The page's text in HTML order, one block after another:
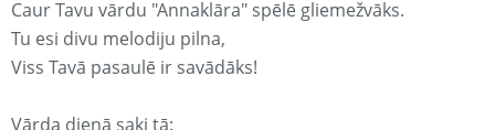
Caur Tavu vārdu "Annaklāra" spēlē gliemežvāks.
Tu esi divu melodiju pilna,
Viss Tavā pasaulē ir savādāks!
Vārda dienā saki tā: